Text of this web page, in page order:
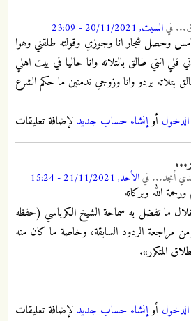
فيالسبت, 20/11/2021 - 23:09
وحصل شجار انا وجوزي وقولته طلقني وهوا
قلي انتي طالق بالتلاته وانا حاليا في بيت اهلي
بتلاته بردو وانا وزوجي ندمنين ما حكم الشرع
أوإنشاء حساب جديد لإضافة تعليقات
أمجد... فيالأحد, 21/11/2021 - 15:24
الله وبركاته
ما تفضل به سماحة الشيخ الكرباسي (حفظه
مراجعة الردود السابقة، وخاصة ما كان منه
المتكرر».
أوإنشاء حساب جديد لإضافة تعليقات